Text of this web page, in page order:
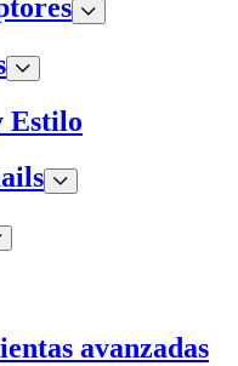
Estilo
avanzadas